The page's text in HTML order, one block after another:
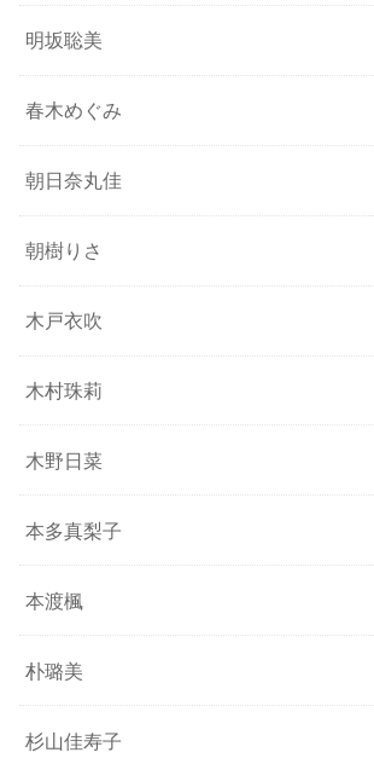
明坂聡美
春木めぐみ
朝日奈丸佳
朝樹りさ
木戸衣吹
木村珠莉
木野日菜
本多真梨子
本渡楓
朴璐美
杉山佳寿子